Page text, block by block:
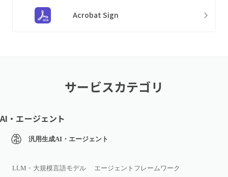
Acrobat Sign
サービスカテゴリ
AI・エージェント
汎用生成AI・エージェント
LLM・大規模言語モデル
エージェントフレームワーク